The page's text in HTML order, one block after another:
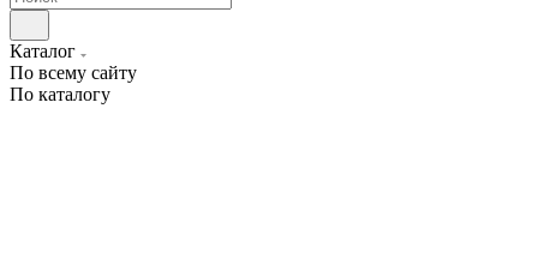
Каталог
По всему сайту
По каталогу